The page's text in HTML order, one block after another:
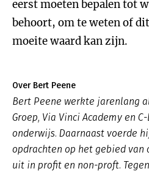
eerst moeten bepalen tot
behoort, om te weten of
moeite waard kan zijn.
Over Bert Peene
Bert Peene werkte jarenlang
Groep, Via Vinci Academy en
onderwijs. Daarnaast voerde
opdrachten op het gebied
uit in profit en non-proft.